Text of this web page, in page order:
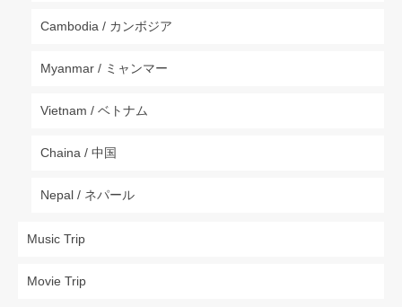
Cambodia / カンボジア
Myanmar / ミャンマー
Vietnam / ベトナム
Chaina / 中国
Nepal / ネパール
Music Trip
Movie Trip